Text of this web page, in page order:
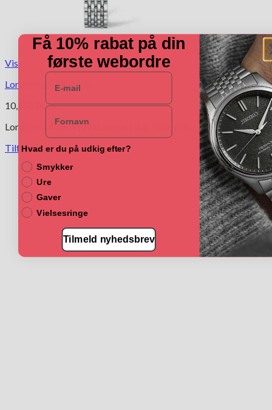
Vis
Longines L43984126
10,150.00kr.
Longines L43984126 dame ur i stål. Safir glas
Tilføj til kurv
Få 10% rabat på din
første webordre
E-mail
Navn
Hvad er du på udkig efter?
Smykker
Ure
Gaver
Vielsesringe
Tilmeld nyhedsbrev